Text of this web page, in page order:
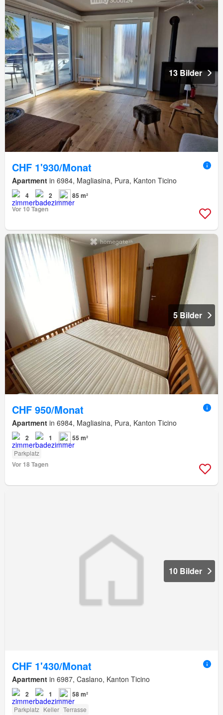
13 Bilder
CHF 1'930/Monat
Apartment in 6984, Magliasina, Pura, Kanton Ticino
4 2
85 m²
Vor 10 Tagen
5 Bilder
CHF 950/Monat
Apartment in 6984, Magliasina, Pura, Kanton Ticino
2 1 55 m²
Parkplatz
Vor 18 Tagen
10 Bilder
CHF 1'430/Monat
Apartment in 6987, Caslano, Kanton Ticino
2 1 58 m²
Parkplatz Keller Terrasse